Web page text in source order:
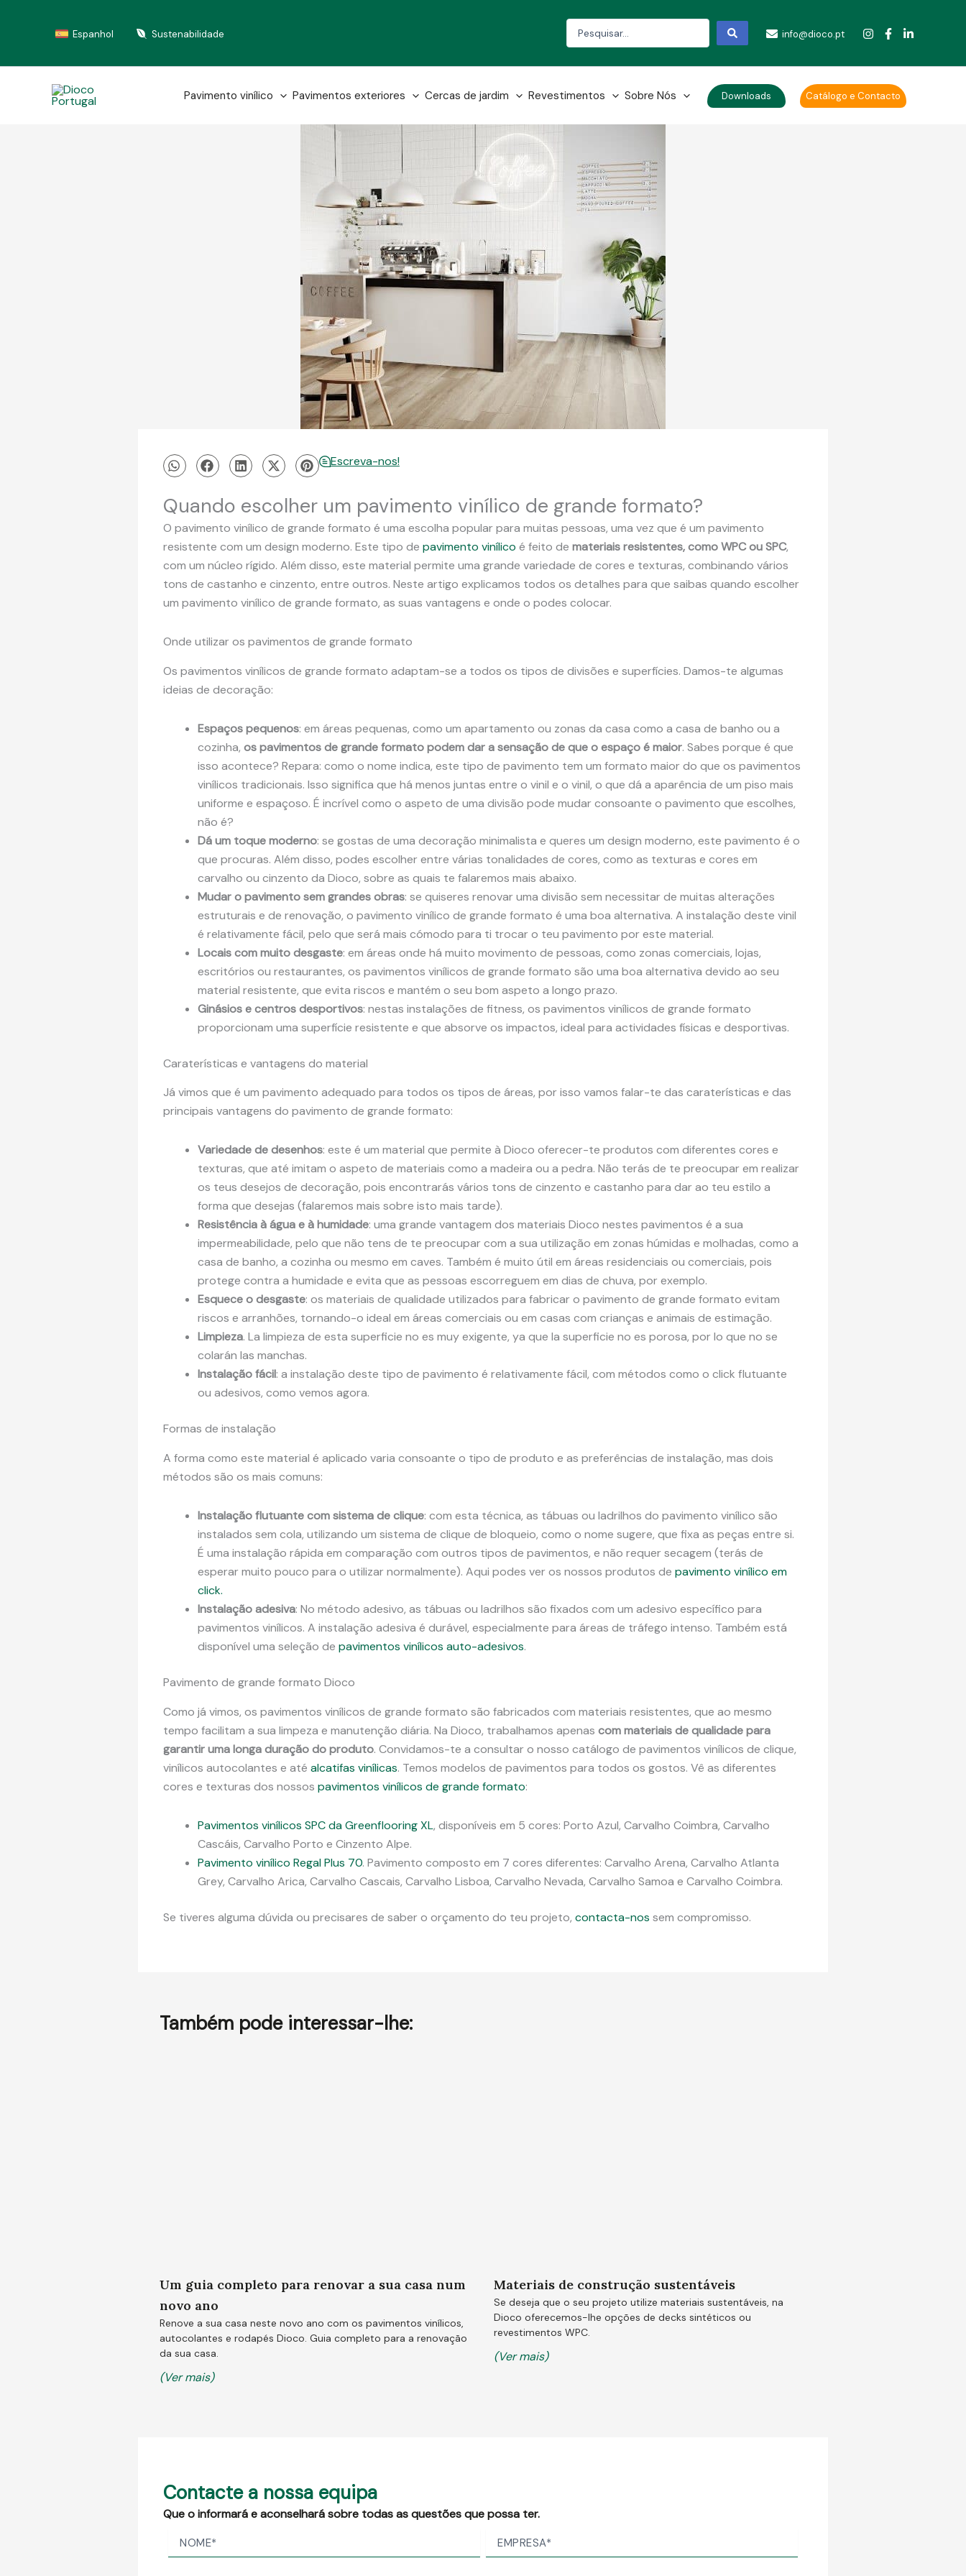
Espanhol Sustenabilidade
Search
info@dioco.pt
Pavimento vinílico Pavimentos exteriores Cercas de jardim Revestimentos Sobre Nós Downloads Catálogo e Contacto
Escreva-nos!
Quando escolher um pavimento vinílico de grande formato?
O pavimento vinílico de grande formato é uma escolha popular para muitas pessoas, uma vez que é um pavimento
resistente com um design moderno. Este tipo de pavimento vinílico é feito de materiais resistentes, como WPC ou SPC,
com um núcleo rígido. Além disso, este material permite uma grande variedade de cores e texturas, combinando vários
tons de castanho e cinzento, entre outros. Neste artigo explicamos todos os detalhes para que saibas quando escolher
um pavimento vinílico de grande formato, as suas vantagens e onde o podes colocar.
Onde utilizar os pavimentos de grande formato
Os pavimentos vinílicos de grande formato adaptam-se a todos os tipos de divisões e superfícies. Damos-te algumas
ideias de decoração:
Espaços pequenos: em áreas pequenas, como um apartamento ou zonas da casa como a casa de banho ou a
cozinha, os pavimentos de grande formato podem dar a sensação de que o espaço é maior. Sabes porque é que
isso acontece? Repara: como o nome indica, este tipo de pavimento tem um formato maior do que os pavimentos
vinílicos tradicionais. Isso significa que há menos juntas entre o vinil e o vinil, o que dá a aparência de um piso mais
uniforme e espaçoso. É incrível como o aspeto de uma divisão pode mudar consoante o pavimento que escolhes,
não é?
Dá um toque moderno: se gostas de uma decoração minimalista e queres um design moderno, este pavimento é o
que procuras. Além disso, podes escolher entre várias tonalidades de cores, como as texturas e cores em
carvalho ou cinzento da Dioco, sobre as quais te falaremos mais abaixo.
Mudar o pavimento sem grandes obras: se quiseres renovar uma divisão sem necessitar de muitas alterações
estruturais e de renovação, o pavimento vinílico de grande formato é uma boa alternativa. A instalação deste vinil
é relativamente fácil, pelo que será mais cómodo para ti trocar o teu pavimento por este material.
Locais com muito desgaste: em áreas onde há muito movimento de pessoas, como zonas comerciais, lojas,
escritórios ou restaurantes, os pavimentos vinílicos de grande formato são uma boa alternativa devido ao seu
material resistente, que evita riscos e mantém o seu bom aspeto a longo prazo.
Ginásios e centros desportivos: nestas instalações de fitness, os pavimentos vinílicos de grande formato
proporcionam uma superfície resistente e que absorve os impactos, ideal para actividades físicas e desportivas.
Caraterísticas e vantagens do material
Já vimos que é um pavimento adequado para todos os tipos de áreas, por isso vamos falar-te das caraterísticas e das
principais vantagens do pavimento de grande formato:
Variedade de desenhos: este é um material que permite à Dioco oferecer-te produtos com diferentes cores e
texturas, que até imitam o aspeto de materiais como a madeira ou a pedra. Não terás de te preocupar em realizar
os teus desejos de decoração, pois encontrarás vários tons de cinzento e castanho para dar ao teu estilo a
forma que desejas (falaremos mais sobre isto mais tarde).
Resistência à água e à humidade: uma grande vantagem dos materiais Dioco nestes pavimentos é a sua
impermeabilidade, pelo que não tens de te preocupar com a sua utilização em zonas húmidas e molhadas, como a
casa de banho, a cozinha ou mesmo em caves. Também é muito útil em áreas residenciais ou comerciais, pois
protege contra a humidade e evita que as pessoas escorreguem em dias de chuva, por exemplo.
Esquece o desgaste: os materiais de qualidade utilizados para fabricar o pavimento de grande formato evitam
riscos e arranhões, tornando-o ideal em áreas comerciais ou em casas com crianças e animais de estimação.
Limpieza. La limpieza de esta superficie no es muy exigente, ya que la superficie no es porosa, por lo que no se
colarán las manchas.
Instalação fácil: a instalação deste tipo de pavimento é relativamente fácil, com métodos como o click flutuante
ou adesivos, como vemos agora.
Formas de instalação
A forma como este material é aplicado varia consoante o tipo de produto e as preferências de instalação, mas dois
métodos são os mais comuns:
Instalação flutuante com sistema de clique: com esta técnica, as tábuas ou ladrilhos do pavimento vinílico são
instalados sem cola, utilizando um sistema de clique de bloqueio, como o nome sugere, que fixa as peças entre si.
É uma instalação rápida em comparação com outros tipos de pavimentos, e não requer secagem (terás de
esperar muito pouco para o utilizar normalmente). Aqui podes ver os nossos produtos de pavimento vinílico em
click.
Instalação adesiva: No método adesivo, as tábuas ou ladrilhos são fixados com um adesivo específico para
pavimentos vinílicos. A instalação adesiva é durável, especialmente para áreas de tráfego intenso. Também está
disponível uma seleção de pavimentos vinílicos auto-adesivos.
Pavimento de grande formato Dioco
Como já vimos, os pavimentos vinílicos de grande formato são fabricados com materiais resistentes, que ao mesmo
tempo facilitam a sua limpeza e manutenção diária. Na Dioco, trabalhamos apenas com materiais de qualidade para
garantir uma longa duração do produto. Convidamos-te a consultar o nosso catálogo de pavimentos vinílicos de clique,
vinílicos autocolantes e até alcatifas vinílicas. Temos modelos de pavimentos para todos os gostos. Vê as diferentes
cores e texturas dos nossos pavimentos vinílicos de grande formato:
Pavimentos vinílicos SPC da Greenflooring XL, disponíveis em 5 cores: Porto Azul, Carvalho Coimbra, Carvalho
Cascáis, Carvalho Porto e Cinzento Alpe.
Pavimento vinílico Regal Plus 70. Pavimento composto em 7 cores diferentes: Carvalho Arena, Carvalho Atlanta
Grey, Carvalho Arica, Carvalho Cascais, Carvalho Lisboa, Carvalho Nevada, Carvalho Samoa e Carvalho Coimbra.
Se tiveres alguma dúvida ou precisares de saber o orçamento do teu projeto, contacta-nos sem compromisso.
Também pode interessar-lhe:
Um guia completo para renovar a sua casa num
novo ano
Renove a sua casa neste novo ano com os pavimentos vinílicos,
autocolantes e rodapés Dioco. Guia completo para a renovação
da sua casa.
(Ver mais)
Materiais de construção sustentáveis
Se deseja que o seu projeto utilize materiais sustentáveis, na
Dioco oferecemos-lhe opções de decks sintéticos ou
revestimentos WPC.
(Ver mais)
Contacte a nossa equipa
Que o informará e aconselhará sobre todas as questões que possa ter.